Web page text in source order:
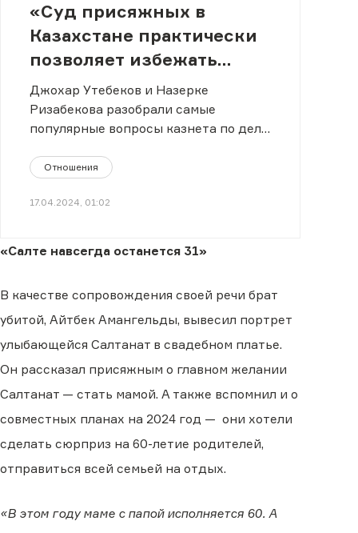
«Суд присяжных в
Казахстане практически
позволяет избежать
пожизненного
заключения,» – Джохар
Утебеков и Назерке
Ризабекова о процессе
Бишимбаева
Джохар Утебеков и Назерке
Ризабекова разобрали самые
популярные вопросы казнета по делу
Отношения
17.04.2024, 01:02
«Салте навсегда останется 31»
В качестве сопровождения своей речи брат
убитой, Айтбек Амангельды, вывесил портрет
улыбающейся Салтанат в свадебном платье.
Он рассказал присяжным о главном желании
Салтанат — стать мамой. А также вспомнил и о
совместных планах на 2024 год — они хотели
сделать сюрприз на 60-летие родителей,
отправиться всей семьей на отдых.
«В этом году маме с папой исполняется 60. А